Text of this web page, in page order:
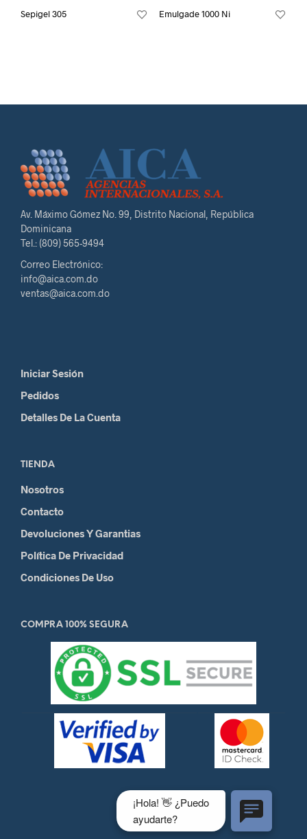
Sepigel 305 Emulgade 1000 Ni
Av. Máximo Gómez No. 99, Distrito Nacional, República
Dominicana
Tel.: (809) 565-9494
Correo Electrónico:
info@aica.com.do
ventas@aica.com.do
Iniciar Sesión
Pedidos
Detalles De La Cuenta
TIENDA
Nosotros
Contacto
Devoluciones Y Garantias
Política De Privacidad
Condiciones De Uso
COMPRA 100% SEGURA